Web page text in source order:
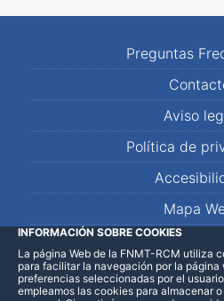
Preguntas
Aviso
Política de
Mapa
LinkedInFacebookWhatsApp
INFORMACIÓN SOBRE COOKIES
La página Web de la FNMT-RCM utiliza
para facilitar la navegación por la
preferencias seleccionadas por el
empleamos las cookies para almacenar